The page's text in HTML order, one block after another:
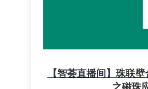
【智荟直播间】珠联
之磁珠